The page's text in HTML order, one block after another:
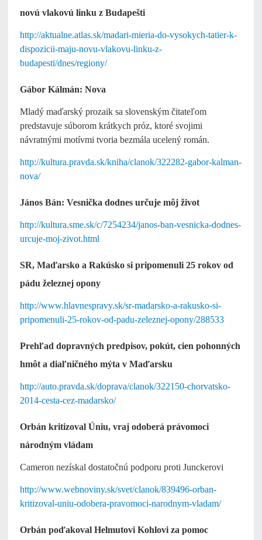
novú vlakovú linku z Budapešti
http://aktualne.atlas.sk/madari-mieria-do-vysokych-tatier-k-
dispozicii-maju-novu-vlakovu-linku-z-
budapesti/dnes/regiony/
Gábor Kálmán: Nova
Mladý maďarský prozaik sa slovenským čitateľom
predstavuje súborom krátkych próz, ktoré svojimi
návratnými motívmi tvoria bezmála ucelený román.
http://kultura.pravda.sk/kniha/clanok/322282-gabor-kalman-
nova/
János Bán: Vesnička dodnes určuje môj život
http://kultura.sme.sk/c/7254234/janos-ban-vesnicka-dodnes-
urcuje-moj-zivot.html
SR, Maďarsko a Rakúsko si pripomenuli 25 rokov od
pádu železnej opony
http://www.hlavnespravy.sk/sr-madarsko-a-rakusko-si-
pripomenuli-25-rokov-od-padu-zeleznej-opony/288533
Prehľad dopravných predpisov, pokút, cien pohonných
hmôt a diaľničného mýta v Maďarsku
http://auto.pravda.sk/doprava/clanok/322150-chorvatsko-
2014-cesta-cez-madarsko/
Orbán kritizoval Úniu, vraj odoberá právomoci
národným vládam
Cameron nezískal dostatočnú podporu proti Junckerovi
http://www.webnoviny.sk/svet/clanok/839496-orban-
kritizoval-uniu-odobera-pravomoci-narodnym-vladam/
Orbán poďakoval Helmutovi Kohlovi za pomoc